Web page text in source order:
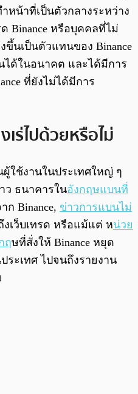
ำหน้าที่เป็นตัวกลางระหว่าง
Binance หรือบุคคลที่ไม่
นเป็นตัวแทนของ Binance
ได้ในอนาคต และได้มีการ
ที่ยังไม่ได้มีการ
เร่ไปด้วยหรือไม่
ใช้งานในประเทศใหญ่ ๆ
ว ธนาคารในอังกฤษแบนที่
ก Binance, ข่าวการแบนไม่
งเว็บเทรด หรือแม้แต่ หน่วย
ฤษที่สั่งให้ Binance หยุด
ระเทศ ไปจนถึงรายงาน